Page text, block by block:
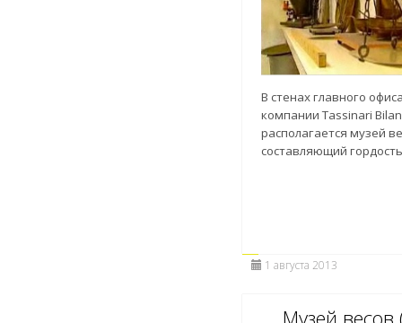
В стенах главного
компании Tassinari
располагается музей
составляющий
1 августа 2013
Музей весов